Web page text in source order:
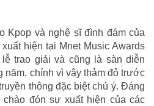
Kpop và nghệ sĩ đình đám của
hiện tại Mnet Music Awards
trao giải và cũng là sàn diễn
năm, chính vì vậy thảm đỏ trước
thông đặc biệt chú ý. Đáng
chào đón sự xuất hiện của các